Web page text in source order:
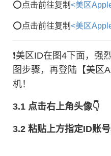
⭕️点击前往复制 <美区
⭕️点击前往复制 <美区
❗️美区ID在图4下面，强
图步骤，再登陆【美区
机！
3.1 点击右上角头像👇
3.2 粘贴上方指定ID账